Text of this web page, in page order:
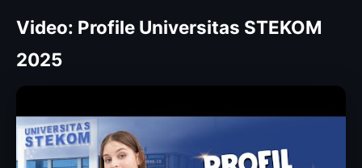
Video: Profile Universitas STEKOM
2025